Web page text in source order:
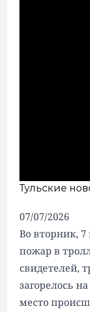
Тульские
07/07/2026
Во вторник,
пожар в
свидетелей,
загорелось
место